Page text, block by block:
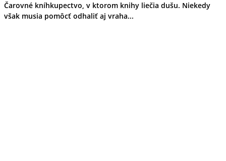
Čarovné kníhkupectvo, v ktorom knihy liečia dušu. Niekedy
však musia pomôcť odhaliť aj vraha...